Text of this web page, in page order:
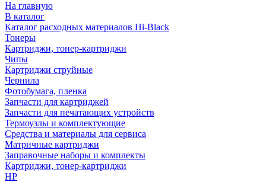
На главную
В каталог
Каталог расходных материалов Hi-Black
Тонеры
Картриджи, тонер-картриджи
Чипы
Картриджи струйные
Чернила
Фотобумага, пленка
Запчасти для картриджей
Запчасти для печатающих устройств
Термоузлы и комплектующие
Средства и материалы для сервиса
Матричные картриджи
Заправочные наборы и комплекты
Картриджи, тонер-картриджи
HP